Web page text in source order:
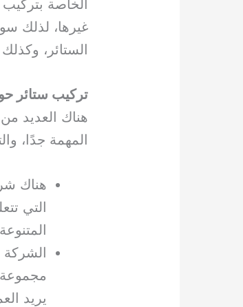
الخاصة
غيرها، لذلك
الستائر،
تركيب ستائر
هناك العديد
المهمة جدًا،
هناك
التي
الشركة
يريد